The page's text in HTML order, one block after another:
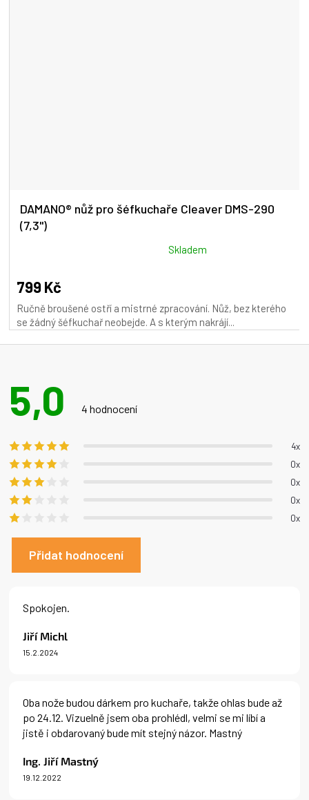
DAMANO® nůž pro šéfkuchaře Cleaver DMS-290
(7,3")
produktu
je
5,0
z
Skladem
799 Kč
Ručně broušené ostří a mistrné zpracování. Nůž, bez kterého
se žádný šéfkuchař neobejde. A s kterým nakrájí...
5,0
hodnocení
4 hodnocení
4x
0x
0x
0x
0x
Přidat hodnocení
Jiří Michl
Hodnocení produktu je 5 z 5 hvězdiček.
15.2.2024
Spokojen.
Ing. Jiří Mastný
Hodnocení produktu je 5 z 5 hvězdiček.
19.12.2022
Oba nože budou dárkem pro kuchaře, takže ohlas bude až
po 24.12. Vizuelně jsem oba prohlédl, velmi se mi líbí a
jistě i obdarovaný bude mít stejný názor. Mastný